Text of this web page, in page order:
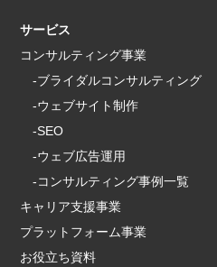
サービス
コンサルティング事業
-ブライダルコンサルティング
-ウェブサイト制作
-SEO
-ウェブ広告運用
-コンサルティング事例一覧
キャリア支援事業
プラットフォーム事業
お役立ち資料